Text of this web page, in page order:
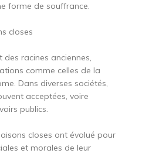
forme de souffrance.
closes
des racines anciennes,
comme celles de la
Dans diverses sociétés,
acceptées, voire
publics.
closes ont évolué pour
et morales de leur